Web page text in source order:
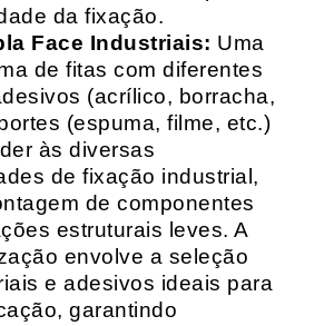
da fixação.
Face Industriais: Uma
de fitas com diferentes
(acrílico, borracha,
(espuma, filme, etc.)
às diversas
de fixação industrial,
de componentes
estruturais leves. A
envolve a seleção
e adesivos ideais para
garantindo